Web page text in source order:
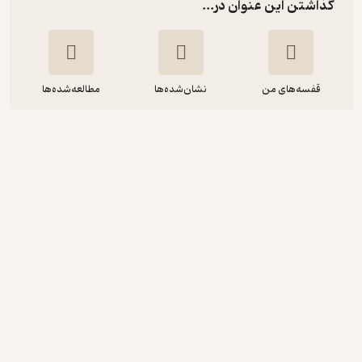
گذاشتن این عنوان در...
قفسه‌های من نشان‌شده‌ها مطالعه‌شده‌ها